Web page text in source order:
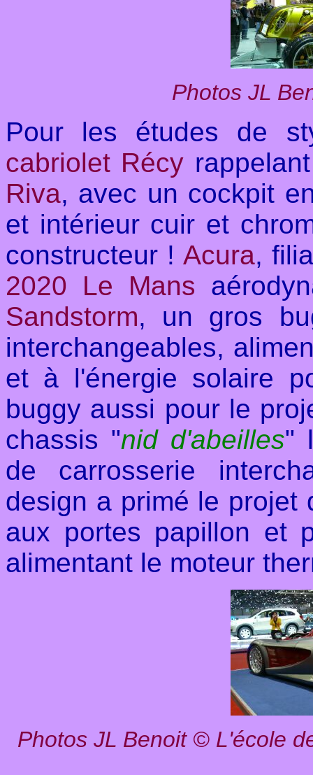
Photos JL
Pour les études de
cabriolet Récy
Riva, avec un cockpit
et intérieur cuir et
constructeur ! Acura,
2020 Le Mans
Sandstorm, un gros
interchangeables,
et à l'énergie solaire
buggy aussi pour le
chassis "nid d'abeilles"
de carrosserie
design a primé le projet
aux portes papillon et
alimentant le moteur
Photos JL Benoit © L'école